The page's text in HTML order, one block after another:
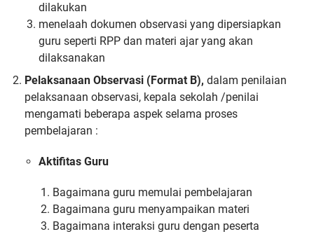
dilakukan
menelaah dokumen observasi yang dipersiapkan
guru seperti RPP dan materi ajar yang akan
dilaksanakan
Pelaksanaan Observasi (Format B), dalam penilaian
pelaksanaan observasi, kepala sekolah /penilai
mengamati beberapa aspek selama proses
pembelajaran :
Aktifitas Guru
Bagaimana guru memulai pembelajaran
Bagaimana guru menyampaikan materi
Bagaimana interaksi guru dengan peserta